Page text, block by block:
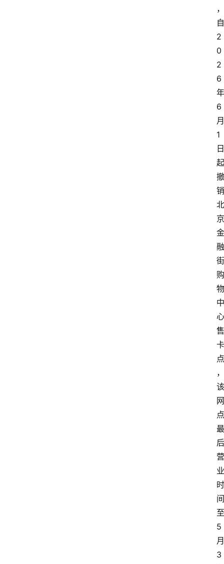
，
自
2
0
2
6
年
6
月
1
日
起
撤
销
北
京
金
融
街
购
物
中
心
售
卡
点
，
该
网
点
最
后
营
业
时
间
至
5
月
3